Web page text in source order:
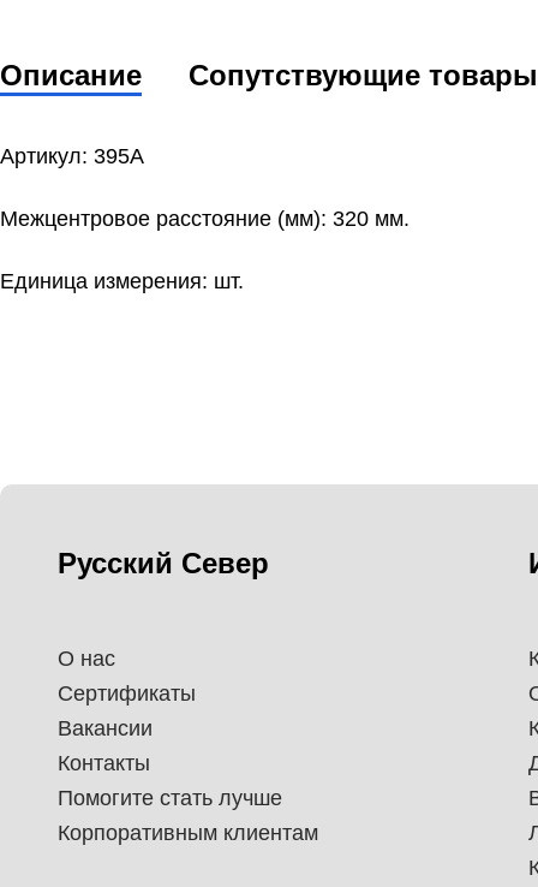
Описание Сопутствующие товары
Артикул: 395А
Межцентровое расстояние (мм): 320 мм.
Единица измерения: шт.
Русский Север
О нас
Сертификаты
Вакансии
Контакты
Помогите стать лучше
Корпоративным клиентам